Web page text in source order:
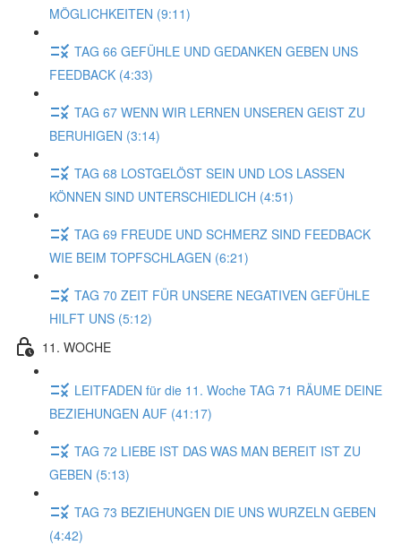
MÖGLICHKEITEN (9:11)
TAG 66 GEFÜHLE UND GEDANKEN GEBEN UNS
FEEDBACK (4:33)
TAG 67 WENN WIR LERNEN UNSEREN GEIST ZU
BERUHIGEN (3:14)
TAG 68 LOSTGELÖST SEIN UND LOS LASSEN
KÖNNEN SIND UNTERSCHIEDLICH (4:51)
TAG 69 FREUDE UND SCHMERZ SIND FEEDBACK
WIE BEIM TOPFSCHLAGEN (6:21)
TAG 70 ZEIT FÜR UNSERE NEGATIVEN GEFÜHLE
HILFT UNS (5:12)
11. WOCHE
LEITFADEN für die 11. Woche TAG 71 RÄUME DEINE
BEZIEHUNGEN AUF (41:17)
TAG 72 LIEBE IST DAS WAS MAN BEREIT IST ZU
GEBEN (5:13)
TAG 73 BEZIEHUNGEN DIE UNS WURZELN GEBEN
(4:42)